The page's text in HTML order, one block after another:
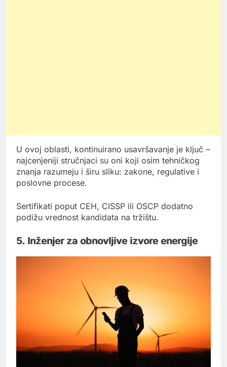
U ovoj oblasti, kontinuirano usavršavanje je ključ –
najcenjeniji stručnjaci su oni koji osim tehničkog
znanja razumeju i širu sliku: zakone, regulative i
poslovne procese.
Sertifikati poput CEH, CISSP ili OSCP dodatno
podižu vrednost kandidata na tržištu.
5. Inženjer za obnovljive izvore energije